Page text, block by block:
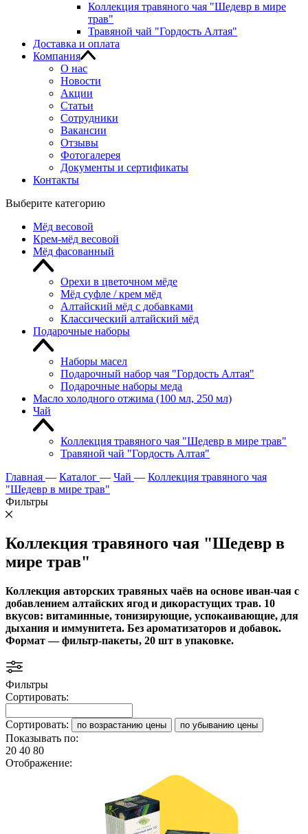
Коллекция травяного чая "Шедевр в мире
трав"
Травяной чай "Гордость Алтая"
Доставка и оплата
Компания
О нас
Новости
Акции
Статьи
Сотрудники
Вакансии
Отзывы
Фотогалерея
Документы и сертификаты
Контакты
Выберите категорию
Мёд весовой
Крем-мёд весовой
Мёд фасованный
Орехи в цветочном мёде
Мёд суфле / крем мёд
Алтайский мёд с добавками
Классический алтайский мёд
Подарочные наборы
Наборы масел
Подарочный набор чая "Гордость Алтая"
Подарочные наборы меда
Масло холодного отжима (100 мл, 250 мл)
Чай
Коллекция травяного чая "Шедевр в мире трав"
Травяной чай "Гордость Алтая"
Главная — Каталог — Чай — Коллекция травяного чая
"Шедевр в мире трав"
Фильтры
Коллекция травяного чая "Шедевр в
мире трав"
Коллекция авторских травяных чаёв на основе иван-чая с
добавлением алтайских ягод и дикорастущих трав. 10
вкусов: витаминные, тонизирующие, успокаивающие, для
дыхания и иммунитета. Без ароматизаторов и добавок.
Формат — фильтр-пакеты, 20 шт в упаковке.
Фильтры
Сортировать:
Сортировать: по возрастанию цены по убыванию цены
Показывать по:
20 40 80
Отображение: